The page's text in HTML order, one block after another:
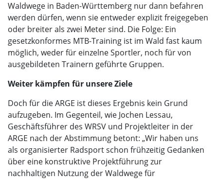
Waldwege in Baden-Württemberg nur dann befahren
werden dürfen, wenn sie entweder explizit freigegeben
oder breiter als zwei Meter sind. Die Folge: Ein
gesetzkonformes MTB-Training ist im Wald fast kaum
möglich, weder für einzelne Sportler, noch für von
ausgebildeten Trainern geführte Gruppen.
Weiter kämpfen für unsere Ziele
Doch für die ARGE ist dieses Ergebnis kein Grund
aufzugeben. Im Gegenteil, wie Jochen Lessau,
Geschäftsführer des WRSV und Projektleiter in der
ARGE nach der Abstimmung betont: „Wir haben uns
als organisierter Radsport schon frühzeitig Gedanken
über eine konstruktive Projektführung zur
nachhaltigen Nutzung der Waldwege für